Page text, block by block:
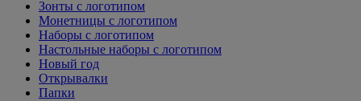
Зонты с логотипом
Монетницы с логотипом
Наборы с логотипом
Настольные наборы с логотипом
Новый год
Открывалки
Папки